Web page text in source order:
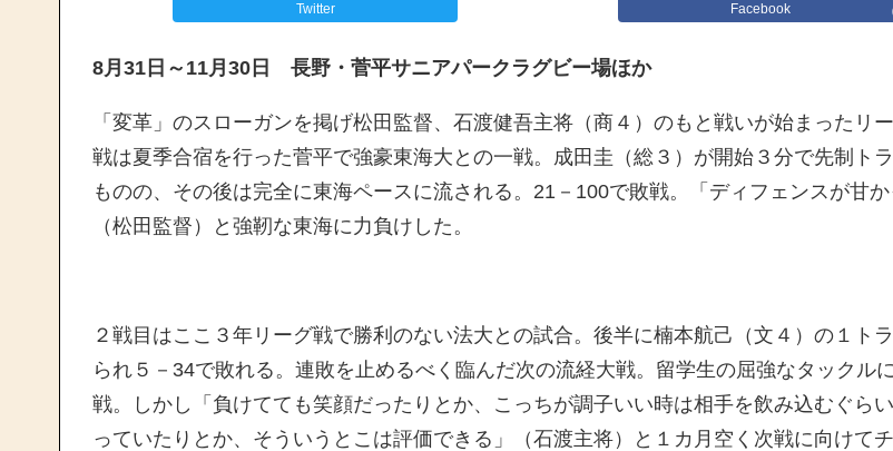
Twitter Facebook
8月31日～11月30日 長野・菅平サニアパークラグビー場ほか
「変革」のスローガンを掲げ松田監督、石渡健吾主将（商４）のもと戦いが始まったリ
戦は夏季合宿を行った菅平で強豪東海大との一戦。成田圭（総３）が開始３分で先制ト
ものの、その後は完全に東海ペースに流される。21－100で敗戦。「ディフェンスが甘か
（松田監督）と強靭な東海に力負けした。
２戦目はここ３年リーグ戦で勝利のない法大との試合。後半に楠本航己（文４）の１ト
られ５－34で敗れる。連敗を止めるべく臨んだ次の流経大戦。留学生の屈強なタックル
戦。しかし「負けてても笑顔だったりとか、こっちが調子いい時は相手を飲み込むぐら
っていたりとか、そういうとこは評価できる」（石渡主将）と１カ月空く次戦に向けて